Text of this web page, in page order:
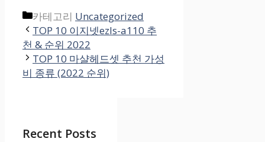
카테고리 Uncategorized
TOP 10 이지넷ezls-a110 추
천 & 순위 2022
TOP 10 마샬헤드셋 추천 가성
비 종류 (2022 순위)
Recent Posts